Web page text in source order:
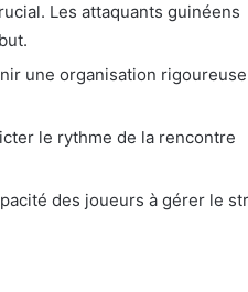
Les attaquants guinéens
une organisation rigoureuse
le rythme de la rencontre
des joueurs à gérer le